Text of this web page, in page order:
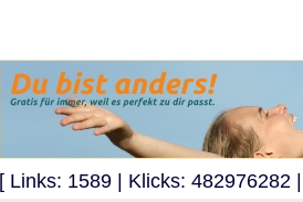
[ Links: 1589 | Klicks: 482976282